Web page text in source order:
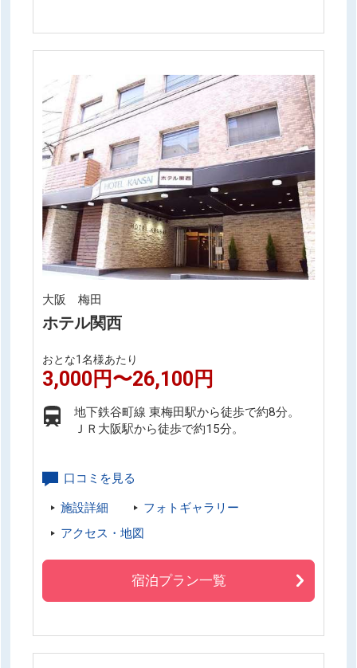
大阪 梅田
ホテル関西
おとな1名様あたり
3,000円〜26,100円
地下鉄谷町線 東梅田駅から徒歩で約8分。
ＪＲ大阪駅から徒歩で約15分。
口コミを見る
施設詳細
フォトギャラリー
アクセス・地図
宿泊プラン一覧